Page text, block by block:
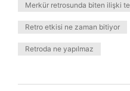
Merkür retrosunda biten ilişki
Retro etkisi ne zaman bitiyor
Retroda ne yapılmaz